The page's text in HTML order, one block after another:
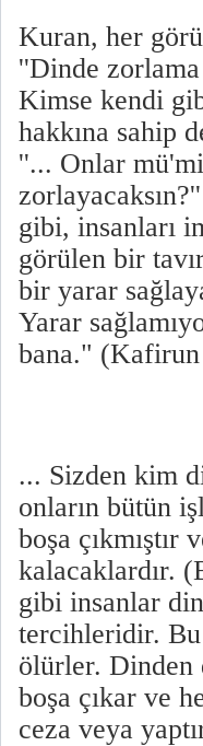
Kuran, her
''Dinde
Kimse kendi
hakkına sahip
''... Onlar
gibi, insanları
görülen bir
bir yarar
Yarar
bana."
... Sizden kim
onların bütün
boşa çıkmıştır
kalacaklardır.
gibi insanlar
tercihleridir.
ölürler. Dinden
boşa çıkar ve
ceza veya